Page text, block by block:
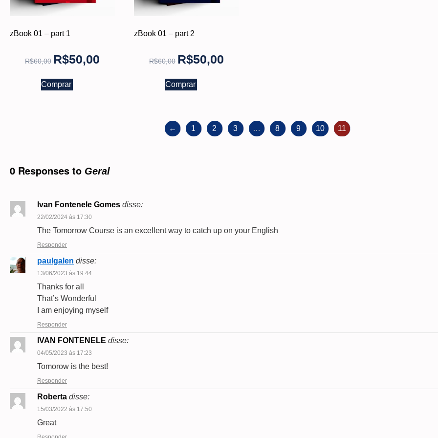
zBook 01 – part 1
R$60,00 R$50,00
Comprar
zBook 01 – part 2
R$60,00 R$50,00
Comprar
← 1 2 3 … 8 9 10 11
0 Responses to Geral
Ivan Fontenele Gomes disse:
22/02/2024 às 17:30
The Tomorrow Course is an excellent way to catch up on your English
Responder
paulgalen disse:
13/06/2023 às 19:44
Thanks for all
That’s Wonderful
I am enjoying myself
Responder
IVAN FONTENELE disse:
04/05/2023 às 17:23
Tomorow is the best!
Responder
Roberta disse:
15/03/2022 às 17:50
Great